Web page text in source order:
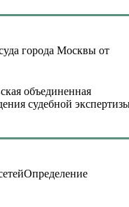
города Москвы от
объединенная
судебной
Определение